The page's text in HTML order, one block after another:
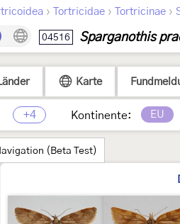
› Tortricidae › Tortricinae ›
04516 Sparganothis
Karte
+4 Kontinente: EU
(Beta Test)